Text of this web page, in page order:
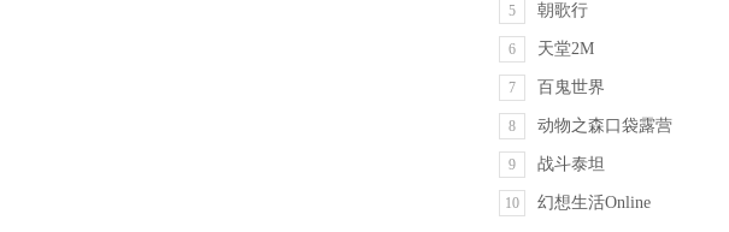
5 朝歌行
6 天堂2M
7 百鬼世界
8 动物之森口袋露营
9 战斗泰坦
10 幻想生活Online